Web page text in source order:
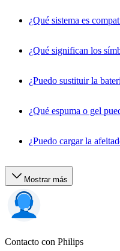
¿Qué sistema es
¿Qué significan los
¿Puedo sustituir la
¿Qué espuma o gel
¿Puedo cargar la
Mostrar más
Contacto con Philips